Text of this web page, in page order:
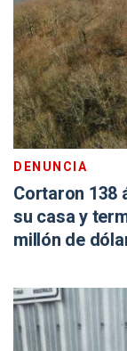
DENUNCIA
Cortaron 138
su casa y
millón de